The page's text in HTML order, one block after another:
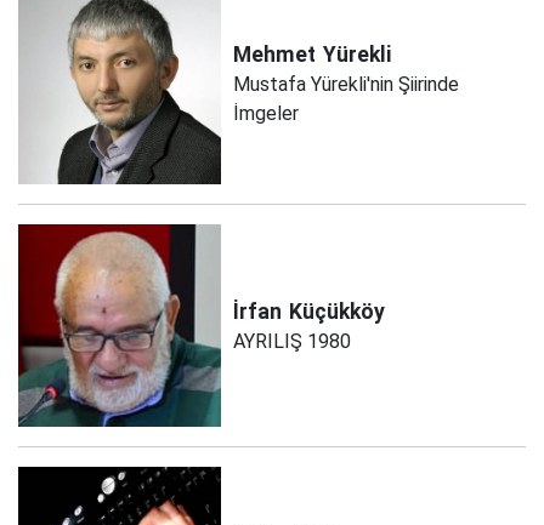
Mehmet Yürekli
Mustafa Yürekli'nin Şiirinde
İmgeler
İrfan Küçükköy
AYRILIŞ 1980